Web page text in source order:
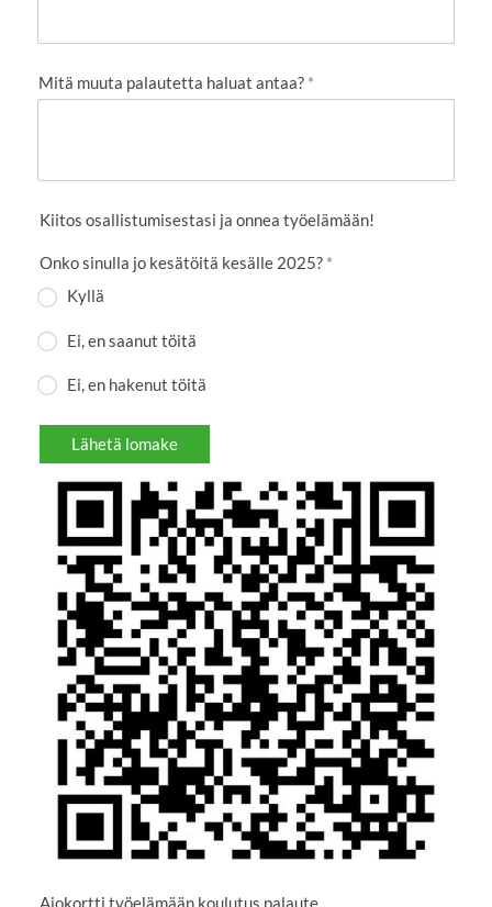
Ajokortti työelämään koulutus palaute
Mitä muuta palautetta haluat antaa? *
Kiitos osallistumisestasi ja onnea työelämään!
Onko sinulla jo kesätöitä kesälle 2025?*
Kyllä
Ei, en saanut töitä
Ei, en hakenut töitä
Lähetä lomake